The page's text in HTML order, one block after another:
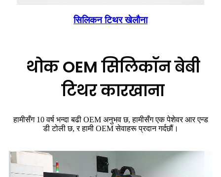
सिलिकन टिथर खेलौना
थोक OEM सिलिकॉन बेबी
टिथर कारखाना
हामीसँग 10 वर्ष भन्दा बढी OEM अनुभव छ, हामीसँग एक पेशेवर आर एन्ड
डी टोली छ, र हामी OEM सेवाहरू प्रदान गर्दछौं।